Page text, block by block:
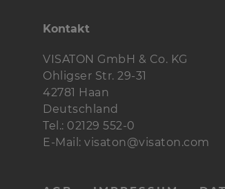
Kontakt
VISATON GmbH & Co. KG
Ohligser Str. 29-31
42781 Haan
Deutschland
Tel.: 02129 552-0
E-Mail: visaton@visaton.com